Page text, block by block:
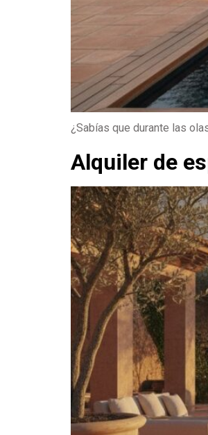
¿Sabías que durante las
Alquiler de